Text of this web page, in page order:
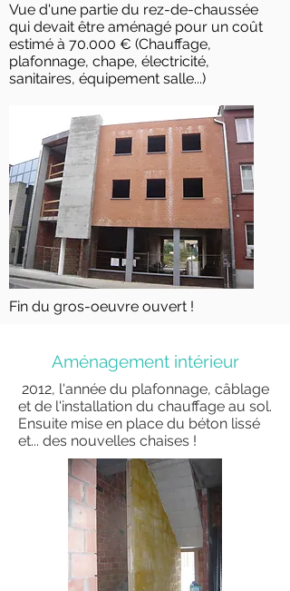
Vue d'une partie du rez-de-chaussée
qui devait être aménagé pour un coût
estimé à 70.000 € (Chauffage,
plafonnage, chape, électricité,
sanitaires, équipement salle...)
Fin du gros-oeuvre ouvert !
Aménagement intérieur
2012, l'année du plafonnage, câblage
et de l'installation du chauffage au sol.
Ensuite mise en place du béton lissé
et... des nouvelles chaises !